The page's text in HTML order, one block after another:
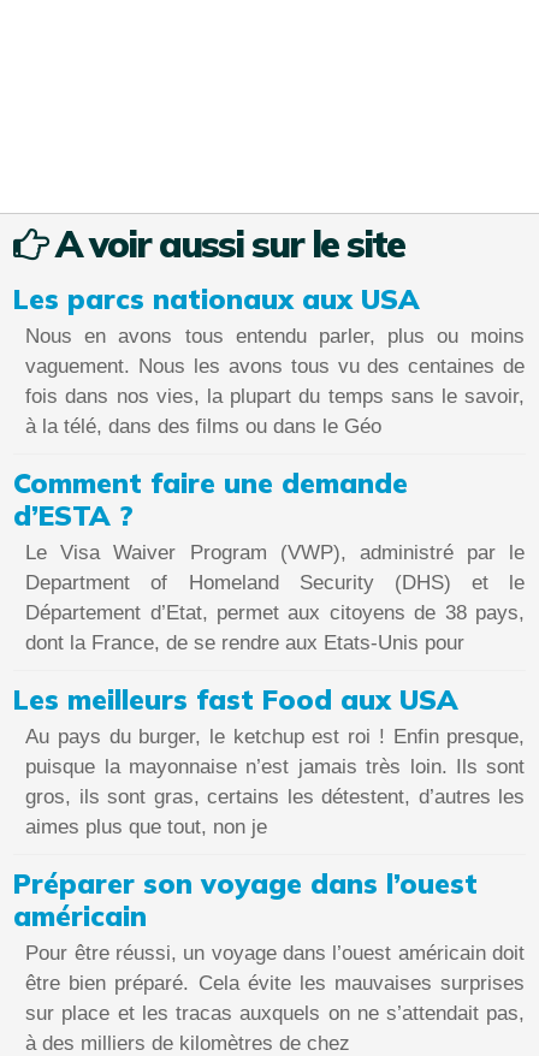
A voir aussi sur le site
Les parcs nationaux aux USA
Nous en avons tous entendu parler, plus ou moins
vaguement. Nous les avons tous vu des centaines de
fois dans nos vies, la plupart du temps sans le savoir,
à la télé, dans des films ou dans le Géo
Comment faire une demande
d’ESTA ?
Le Visa Waiver Program (VWP), administré par le
Department of Homeland Security (DHS) et le
Département d’Etat, permet aux citoyens de 38 pays,
dont la France, de se rendre aux Etats-Unis pour
Les meilleurs fast Food aux USA
Au pays du burger, le ketchup est roi ! Enfin presque,
puisque la mayonnaise n’est jamais très loin. Ils sont
gros, ils sont gras, certains les détestent, d’autres les
aimes plus que tout, non je
Préparer son voyage dans l’ouest
américain
Pour être réussi, un voyage dans l’ouest américain doit
être bien préparé. Cela évite les mauvaises surprises
sur place et les tracas auxquels on ne s’attendait pas,
à des milliers de kilomètres de chez